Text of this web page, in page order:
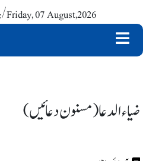
جمعہ , 24 صفر 1448 ہجری (مدینہ منورہ)/ Friday, 07 August,2026
ضیاء الدعا (مسنون دعائیں)